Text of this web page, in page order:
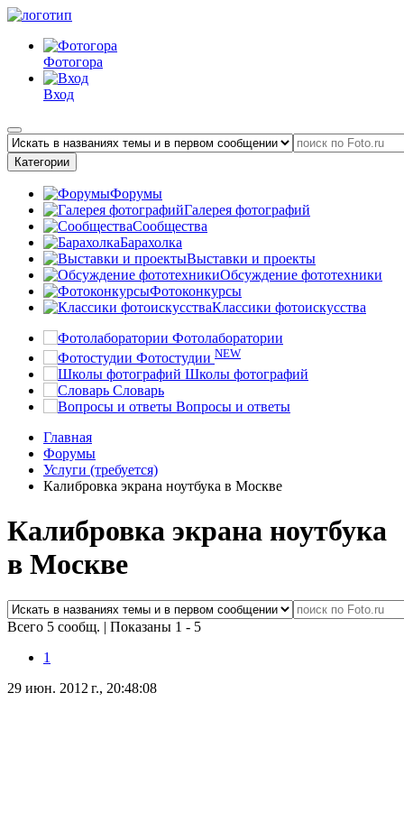
Фотогора
Вход
Категории
Форумы
Галерея фотографий
Сообщества
Барахолка
Выставки и проекты
Обсуждение фототехники
Фотоконкурсы
Классики фотоискусства
Фотолаборатории
Фотостудии NEW
Школы фотографий
Словарь
Вопросы и ответы
Главная
Форумы
Услуги (требуется)
Калибровка экрана ноутбука в Москве
Калибровка экрана ноутбука
в Москве
Всего 5 сообщ. | Показаны 1 - 5
1
29 июн. 2012 г., 20:48:08